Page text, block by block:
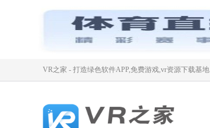
VR之家 - 打造绿色软件APP,免费游戏,vr资源下载基地